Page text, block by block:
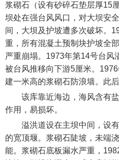
浆砌石（设有砂碎石垫层厚15
坝处在强台风风口，对大坝安
间，大坝及护坡遭多次破坏。
重，所有混凝土预制块护坡全
严重崩塌。1973年第14号台风
被台风推移向下游5厘米。
建一米高的浆砌石防浪墙。此
该库靠近海边，海风含有盐
作用，易损坏。
溢洪道设在主坝中间，设有
的宽顶堰。浆砌石陡坡，未端
能。浆砌石底板漏水严重，